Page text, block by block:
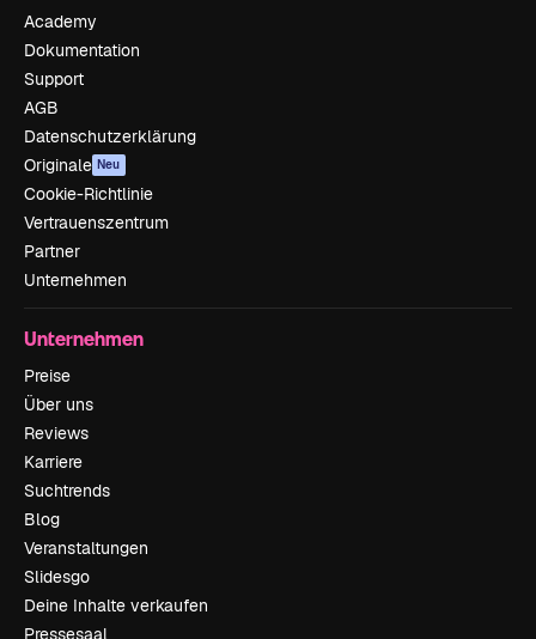
Academy
Dokumentation
Support
AGB
Datenschutzerklärung
Originale Neu
Cookie-Richtlinie
Vertrauenszentrum
Partner
Unternehmen
Unternehmen
Preise
Über uns
Reviews
Karriere
Suchtrends
Blog
Veranstaltungen
Slidesgo
Deine Inhalte verkaufen
Pressesaal